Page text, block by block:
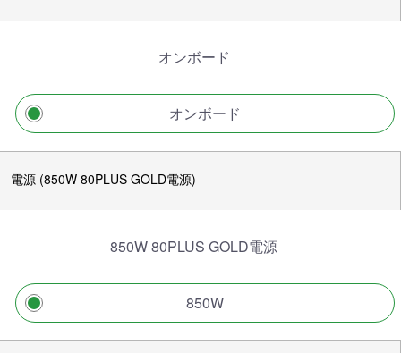
オンボード
オンボード
電源 (850W 80PLUS GOLD電源)
850W 80PLUS GOLD電源
850W